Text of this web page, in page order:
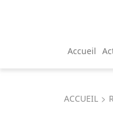
Accueil
ACCUEIL